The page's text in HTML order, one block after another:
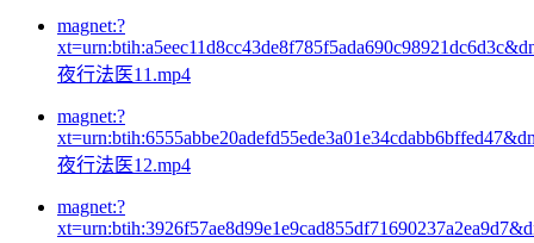
magnet:?
夜行法医11.mp4
magnet:?
夜行法医12.mp4
magnet:?